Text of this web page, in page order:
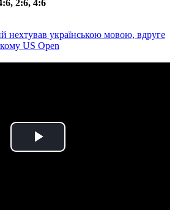
2:6, 4:6
нехтував українською мовою, вдруге
US Open
Play